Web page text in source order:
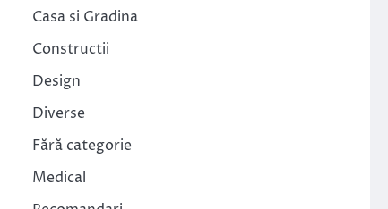
Casa si Gradina
Constructii
Design
Diverse
Fără categorie
Medical